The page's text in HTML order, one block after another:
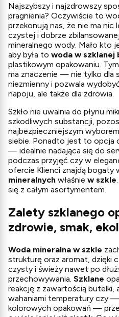
Najszybszy i najzdrowszy
pragnienia? Oczywiście to
przekonują nas, że nie ma nic
czystej i dobrze
mineralnego wody. Mało kto
aby była to woda w szklanej
plastikowym opakowaniu.
ma znaczenie — nie tylko dla
niezmienny i pozwala
napoju, ale także dla zdrowia.
Szkło nie uwalnia do płynu
szkodliwych substancji,
najbezpieczniejszym
siebie. Ponadto jest to opcja
— idealnie nadająca się do
podczas przyjęć czy w
ofercie Klienci znajdą bogaty
mineralnych właśnie w szkle
się z całym asortymentem.
Zalety szklanego
zdrowie, smak,
Woda mineralna w szkle
strukturę oraz aromat, dzięki
czysty i świeży nawet po
przechowywania. Szklane
reakcję z zawartością butelki,
wahaniami temperatury czy
kolorowych opakowań —